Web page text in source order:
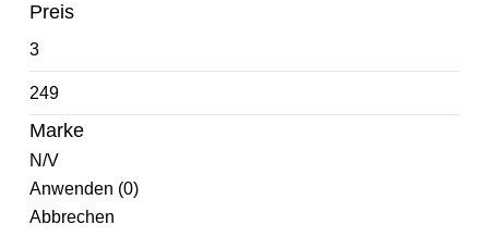
Preis
Marke
N/V
Anwenden (0)
Abbrechen